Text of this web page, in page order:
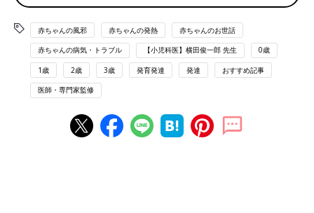
クループ症候群になりやすい月齢・年齢
生後3ヶ月～3歳
クループ症候群になりやすい季節
赤ちゃんの風邪 赤ちゃんの発熱 赤ちゃんのお世話
赤ちゃんの病気・トラブル 【小児科医】横田俊一郎 先生 0歳
1歳 2歳 3歳 発育発達 発達 おすすめ記事
医師・専門家監修